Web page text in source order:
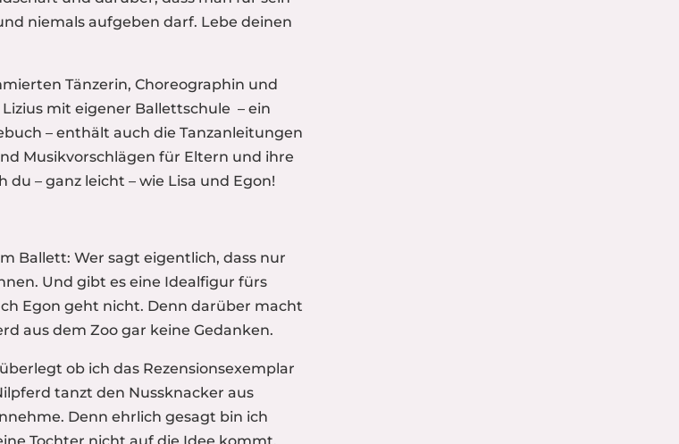
niemals aufgeben darf. Lebe deinen
Tänzerin, Choreographin und
mit eigener Ballettschule – ein
– enthält auch die Tanzanleitungen
Musikvorschlägen für Eltern und ihre
du – ganz leicht – wie Lisa und Egon!
Ballett: Wer sagt eigentlich, dass nur
Und gibt es eine Idealfigur fürs
Egon geht nicht. Denn darüber macht
aus dem Zoo gar keine Gedanken.
ob ich das Rezensionsexemplar
tanzt den Nussknacker aus
Denn ehrlich gesagt bin ich